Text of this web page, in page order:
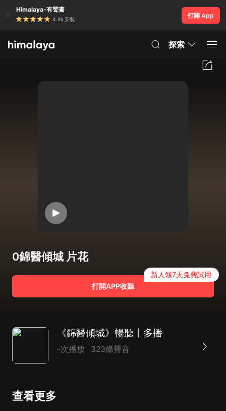
Himalaya-有聲書
4.8k 安裝
打開 App
探索
0錦醫傾城 片花
打開APP收聽
新人領7天免費試用
《錦醫傾城》暢聽丨多播
-次播放 323條聲音
查看更多